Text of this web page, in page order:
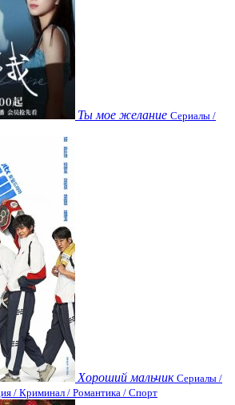
Ты мое желание Сериалы /
Хороший мальчик Сериалы /
/ Криминал / Романтика / Спорт